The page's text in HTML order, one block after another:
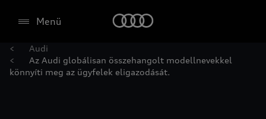
Menü
Audi
Az Audi globálisan összehangolt modellnevekkel
könnyíti meg az ügyfelek eligazodását.